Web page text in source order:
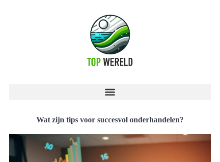
Wat zijn tips voor succesvol onderhandelen?